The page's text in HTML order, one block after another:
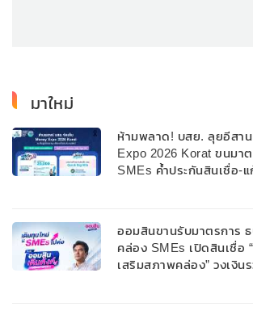
มาใหม่
ห้ามพลาด! บสย. ลุยอีสา
Expo 2026 Korat ขนมา
SMEs ค้ำประกันสินเชื่อ-
ออมสินขานรับมาตรการ
คล่อง SMEs เปิดสินเชื่อ
เสริมสภาพคล่อง” วงเงิน
ลบ.สนับสนุนเงินทุนหมุนเ